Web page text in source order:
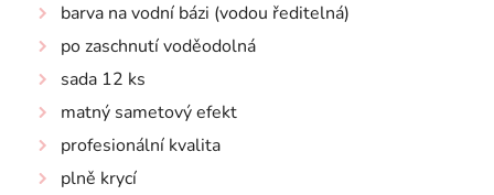
barva na vodní bázi (vodou ředitelná)
po zaschnutí voděodolná
sada 12 ks
matný sametový efekt
profesionální kvalita
plně krycí